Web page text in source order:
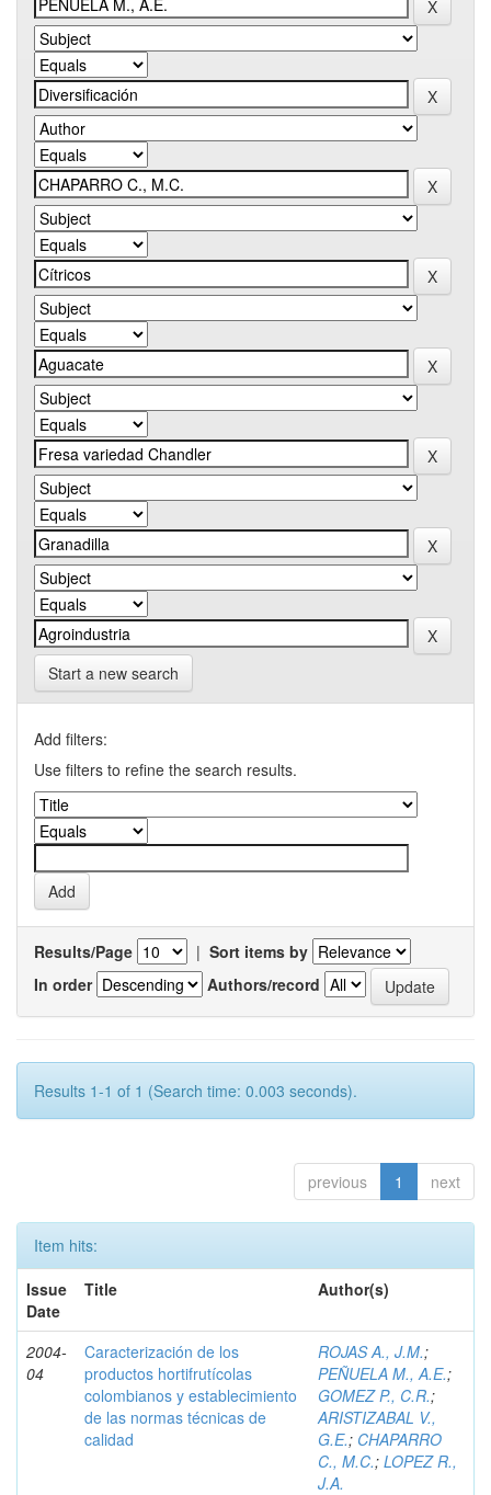
Start a new search
Add filters:
Use filters to refine the search results.
Results/Page | Sort items by
In order
Authors/record
Results 1-1 of 1 (Search time: 0.003 seconds).
previous 1 next
Item hits:
Issue
Date
Title Author(s)
2004-
04
Caracterización de los
productos hortifrutícolas
colombianos y establecimiento
de las normas técnicas de
calidad
ROJAS A., J.M.;
PEÑUELA M., A.E.;
GOMEZ P., C.R.;
ARISTIZABAL V.,
G.E.; CHAPARRO
C., M.C.; LOPEZ R.,
J.A.